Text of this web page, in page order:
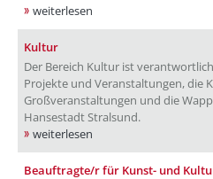
weiterlesen
Kultur
Der Bereich Kultur ist
Projekte und Veranstaltungen, die
Großveranstaltungen und die
Hansestadt Stralsund.
weiterlesen
Beauftragte/r für Kunst- und